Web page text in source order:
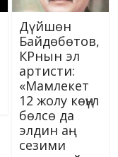
Дүйшөн
Байдөбөтов,
КРнын эл
артисти:
«Мамлекет
12 жолу көңүл
бөлсө да
элдин аң-
сезими